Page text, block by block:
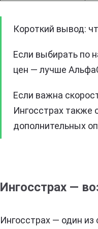
Короткий вывод:
Если выбирать по
цен — лучше
Если важна
Ингосстрах также
дополнительных
Ингосстрах —
Ингосстрах — один